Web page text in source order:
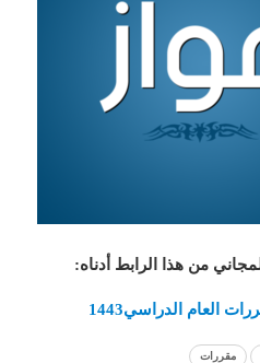
من هذا الرابط أدناه:
العام الدراسي1443
مقررات